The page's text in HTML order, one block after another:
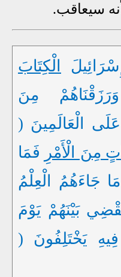
سيعاقب.
الْكِتَابَ
مِنَ
عَلَى الْعَالَمِينَ (
مِنَ الْأَمْرِ فَمَا
جَاءَهُمُ الْعِلْمُ
بَيْنَهُمْ يَوْمَ
فِيهِ يَخْتَلِفُونَ (